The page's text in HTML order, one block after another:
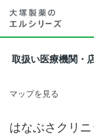
取扱い医療機関・
マップを見る
はなぶさクリニ